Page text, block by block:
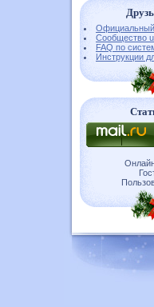
Официальный
Сообщество
FAQ по
Инструкции